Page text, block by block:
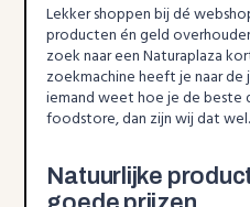
Lekker shoppen bij dé
producten én geld
zoek naar een Naturaplaza
zoekmachine heeft je naar de
iemand weet hoe je de beste
foodstore, dan zijn wij dat wel.
Natuurlijke